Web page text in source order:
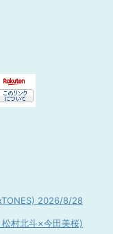
2026/8/28
村北斗×今田美桜)